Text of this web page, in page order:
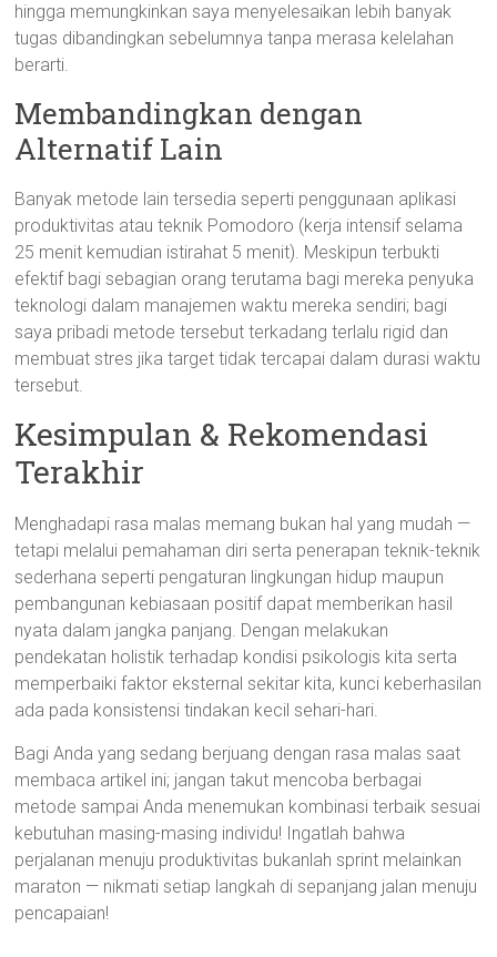
hingga memungkinkan saya menyelesaikan lebih banyak
tugas dibandingkan sebelumnya tanpa merasa kelelahan
berarti.
Membandingkan dengan
Alternatif Lain
Banyak metode lain tersedia seperti penggunaan aplikasi
produktivitas atau teknik Pomodoro (kerja intensif selama
25 menit kemudian istirahat 5 menit). Meskipun terbukti
efektif bagi sebagian orang terutama bagi mereka penyuka
teknologi dalam manajemen waktu mereka sendiri; bagi
saya pribadi metode tersebut terkadang terlalu rigid dan
membuat stres jika target tidak tercapai dalam durasi waktu
tersebut.
Kesimpulan & Rekomendasi
Terakhir
Menghadapi rasa malas memang bukan hal yang mudah —
tetapi melalui pemahaman diri serta penerapan teknik-teknik
sederhana seperti pengaturan lingkungan hidup maupun
pembangunan kebiasaan positif dapat memberikan hasil
nyata dalam jangka panjang. Dengan melakukan
pendekatan holistik terhadap kondisi psikologis kita serta
memperbaiki faktor eksternal sekitar kita, kunci keberhasilan
ada pada konsistensi tindakan kecil sehari-hari.
Bagi Anda yang sedang berjuang dengan rasa malas saat
membaca artikel ini; jangan takut mencoba berbagai
metode sampai Anda menemukan kombinasi terbaik sesuai
kebutuhan masing-masing individu! Ingatlah bahwa
perjalanan menuju produktivitas bukanlah sprint melainkan
maraton — nikmati setiap langkah di sepanjang jalan menuju
pencapaian!